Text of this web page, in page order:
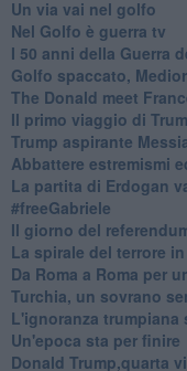
Un via vai nel golfo
Nel Golfo è guerra tv
I 50 anni della Guerra
Golfo spaccato,
The Donald meet
Il primo viaggio di
Trump aspirante
Abbattere estremismi
La partita di Erdogan
#freeGabriele
Il giorno del
La spirale del terrore
Da Roma a Roma per
Turchia, un sovrano
L'ignoranza trumpiana
Un'epoca sta per finire
Donald Trump,quarta